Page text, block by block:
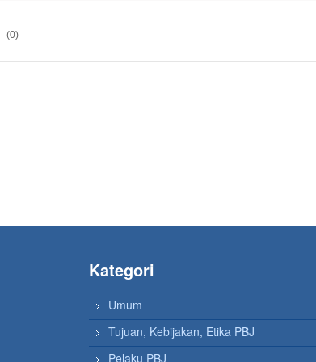
(0)
Kategori
Umum
Tujuan, Kebijakan, Etika PBJ
Pelaku PBJ